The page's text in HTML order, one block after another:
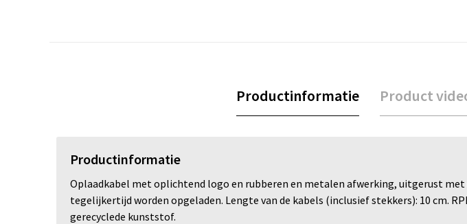
Productinformatie Product
Productinformatie
Oplaadkabel met oplichtend logo en rubberen en metalen afwerking, uitgerust
tegelijkertijd worden opgeladen. Lengte van de kabels (inclusief stekkers): 10 cm.
gerecyclede kunststof.